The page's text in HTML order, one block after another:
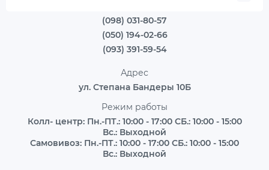
(098) 031-80-57
(050) 194-02-66
(093) 391-59-54
Адрес
ул. Степана Бандеры 10Б
Режим работы
Колл- центр: Пн.-ПТ.: 10:00 - 17:00 СБ.: 10:00 - 15:00
Вс.: Выходной
Самовивоз: Пн.-ПТ.: 10:00 - 17:00 СБ.: 10:00 - 15:00
Вс.: Выходной